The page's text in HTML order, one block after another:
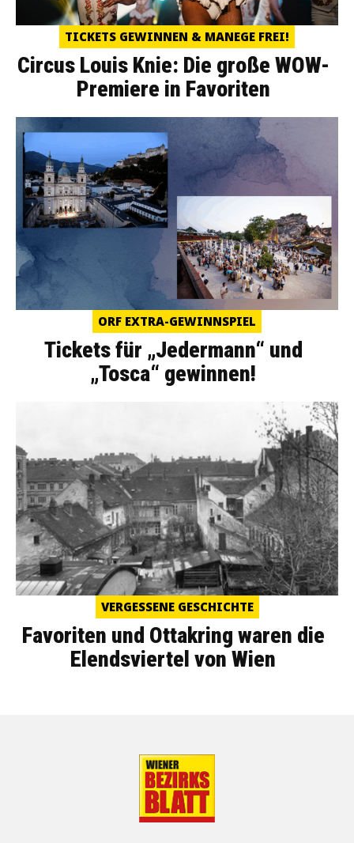
TICKETS GEWINNEN & MANEGE FREI!
Circus Louis Knie: Die große WOW-
Premiere in Favoriten
ORF EXTRA-GEWINNSPIEL
Tickets für „Jedermann“ und
„Tosca“ gewinnen!
VERGESSENE GESCHICHTE
Favoriten und Ottakring waren die
Elendsviertel von Wien